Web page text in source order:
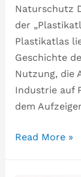
Naturschutz
der
Plastikatlas
Geschichte
Nutzung, die
Industrie auf
dem
Read More »